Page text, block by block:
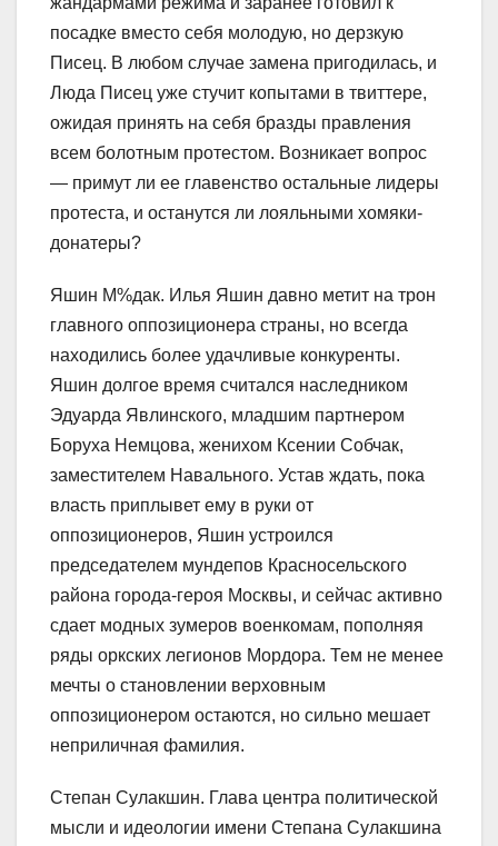
посадке вместо себя молодую, но дерзкую
Писец. В любом случае замена пригодилась, и
Люда Писец уже стучит копытами в твиттере,
ожидая принять на себя бразды правления
всем болотным протестом. Возникает вопрос
— примут ли ее главенство остальные лидеры
протеста, и останутся ли лояльными хомяки-​
донатеры?
Яшин М%дак. Илья Яшин давно метит на трон
главного оппозиционера страны, но всегда
находились более удачливые конкуренты.
Яшин долгое время считался наследником
Эдуарда Явлинского, младшим партнером
Боруха Немцова, женихом Ксении Собчак,
заместителем Навального. Устав ждать, пока
власть приплывет ему в руки от
оппозиционеров, Яшин устроился
председателем мундепов Красносельского
района города-​героя Москвы, и сейчас активно
сдает модных зумеров военкомам, пополняя
ряды оркских легионов Мордора. Тем не менее
мечты о становлении верховным
оппозиционером остаются, но сильно мешает
неприличная фамилия.
Степан Сулакшин. Глава центра политической
мысли и идеологии имени Степана Сулакшина